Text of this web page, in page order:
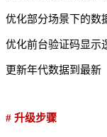
优化部分场景下的数
优化前台验证码显示
更新年代数据到最新
# 升级步骤